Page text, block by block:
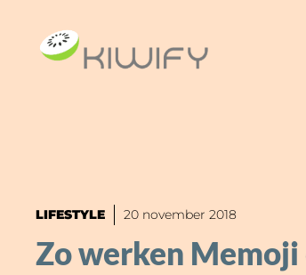
LIFESTYLE 20 november 2018
Zo werken Memoji